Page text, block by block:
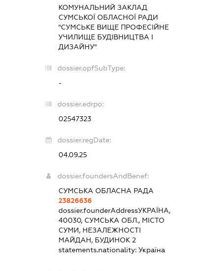
КОМУНАЛЬНИЙ ЗАКЛАД
СУМСЬКОЇ ОБЛАСНОЇ РАДИ
"СУМСЬКЕ ВИЩЕ ПРОФЕСІЙНЕ
УЧИЛИЩЕ БУДІВНИЦТВА І
ДИЗАЙНУ"
dossier.opfSubType:
-
dossier.edrpo:
02547323
dossier.regDate:
04.09.25
dossier.foundersAndBenef:
СУМСЬКА ОБЛАСНА РАДА
23826636
dossier.founderAddressУКРАЇНА,
40030, СУМСЬКА ОБЛ., МІСТО
СУМИ, НЕЗАЛЕЖНОСТІ
МАЙДАН, БУДИНОК 2
statements.nationality: Україна